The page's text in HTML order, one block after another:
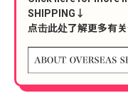
SHIPPING↓
点击此处了解更多有